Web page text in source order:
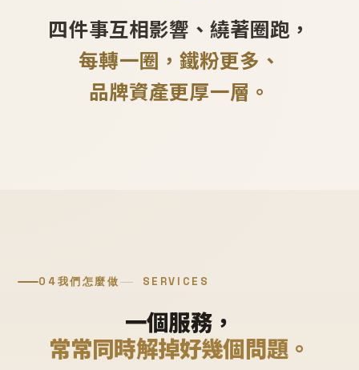
四件事互相影響、繞著圈跑，
每轉一圈，鐵粉更多、
品牌資產更厚一層。
04我們怎麼做 SERVICES
一個服務，
常常同時解掉好幾個問題。